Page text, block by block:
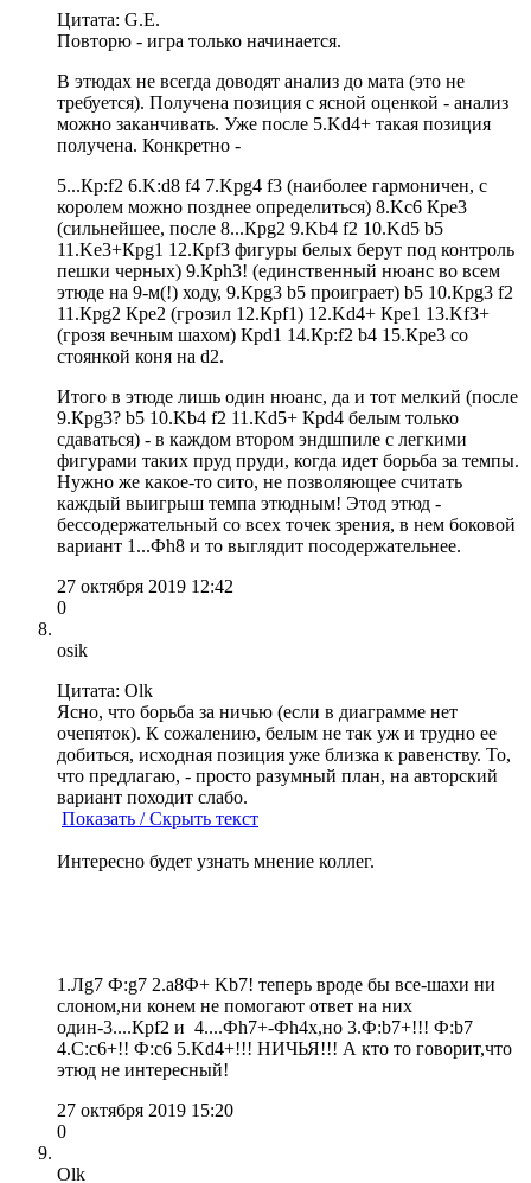
Цитата: G.E.
Повторю - игра только начинается.
В этюдах не всегда доводят анализ до мата (это не
требуется). Получена позиция с ясной оценкой - анализ
можно заканчивать. Уже после 5.Kd4+ такая позиция
получена. Конкретно -
5...Кр:f2 6.K:d8 f4 7.Kрg4 f3 (наиболее гармоничен, с
королем можно позднее определиться) 8.Kc6 Крe3
(сильнейшее, после 8...Крg2 9.Kb4 f2 10.Kd5 b5
11.Ke3+Крg1 12.Крf3 фигуры белых берут под контроль
пешки черных) 9.Крh3! (единственный нюанс во всем
этюде на 9-м(!) ходу, 9.Крg3 b5 проиграет) b5 10.Крg3 f2
11.Крg2 Крe2 (грозил 12.Крf1) 12.Kd4+ Крe1 13.Kf3+
(грозя вечным шахом) Крd1 14.Кр:f2 b4 15.Крe3 со
стоянкой коня на d2.
Итого в этюде лишь один нюанс, да и тот мелкий (после
9.Крg3? b5 10.Kb4 f2 11.Kd5+ Крd4 белым только
сдаваться) - в каждом втором эндшпиле с легкими
фигурами таких пруд пруди, когда идет борьба за темпы.
Нужно же какое-то сито, не позволяющее считать
каждый выигрыш темпа этюдным! Этод этюд -
бессодержательный со всех точек зрения, в нем боковой
вариант 1...Фh8 и то выглядит посодержательнее.
27 октября 2019 12:42
0
osik
Цитата: Olk
Ясно, что борьба за ничью (если в диаграмме нет
очепяток). К сожалению, белым не так уж и трудно ее
добиться, исходная позиция уже близка к равенству. То,
что предлагаю, - просто разумный план, на авторский
вариант походит слабо.
Показать / Скрыть текст
Интересно будет узнать мнение коллег.
1.Лg7 Ф:g7 2.a8Ф+ Kb7! теперь вроде бы все-шахи ни
слоном,ни конем не помогают ответ на них
один-3....Крf2 и 4....Фh7+-Фh4х,но 3.Ф:b7+!!! Ф:b7
4.C:c6+!! Ф:c6 5.Kd4+!!! НИЧЬЯ!!! А кто то говорит,что
этюд не интересный!
27 октября 2019 15:20
0
Olk